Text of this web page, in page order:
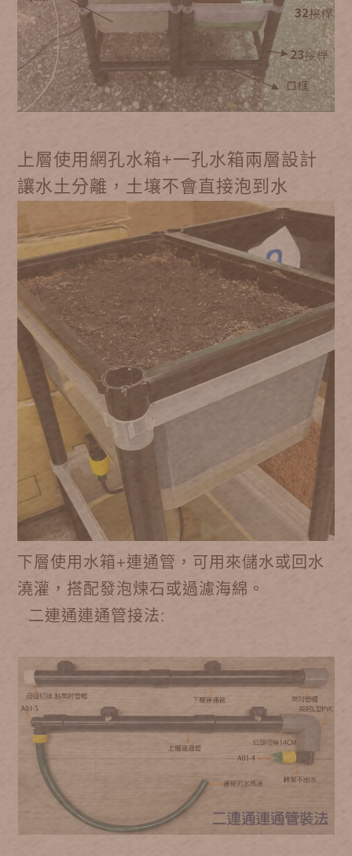
上層使用網孔水箱+一孔水箱兩層設計
讓水土分離，土壤不會直接泡到水
下層使用水箱+連通管，可用來儲水或回水
澆灌，搭配發泡煉石或過濾海綿。
二連通連通管接法: